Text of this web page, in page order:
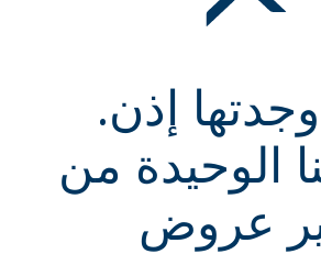
إذن.
الوحيدة من
عروض